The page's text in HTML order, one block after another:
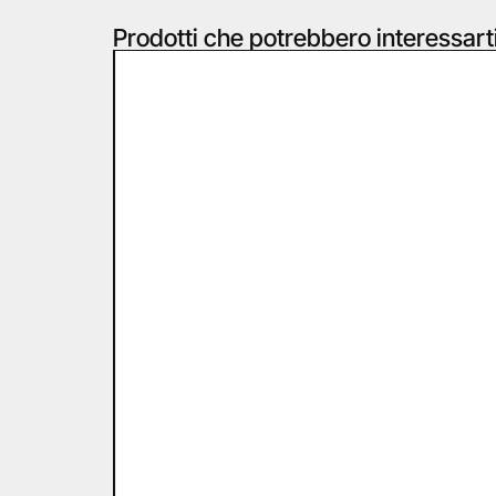
Prodotti che potrebbero